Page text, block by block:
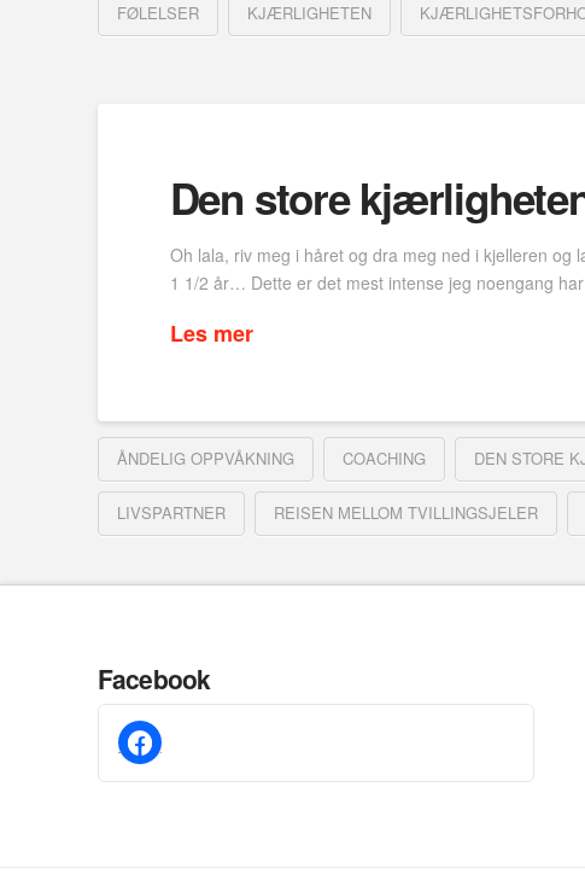
FØLELSER KJÆRLIGHETEN
Den store
Oh lala, riv meg i håret og dra meg ned i kjelleren
1 1/2 år… Dette er det mest intense jeg noengang
Les mer
ÅNDELIG OPPVÅKNING COACHING DEN STORE
LIVSPARTNER REISEN MELLOM TVILLINGSJELER
Facebook
facebook